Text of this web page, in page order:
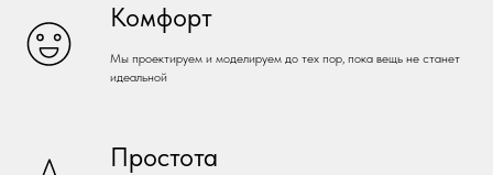
Комфорт
Мы проектируем и моделируем до тех пор, пока вещь не станет
идеальной
Простота